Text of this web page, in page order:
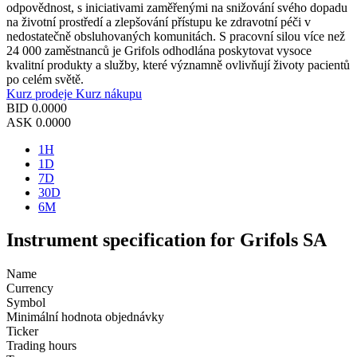
odpovědnost, s iniciativami zaměřenými na snižování svého dopadu
na životní prostředí a zlepšování přístupu ke zdravotní péči v
nedostatečně obsluhovaných komunitách. S pracovní silou více než
24 000 zaměstnanců je Grifols odhodlána poskytovat vysoce
kvalitní produkty a služby, které významně ovlivňují životy pacientů
po celém světě.
Kurz prodeje Kurz nákupu
BID 0.0000
ASK 0.0000
1H
1D
7D
30D
6M
Instrument specification for Grifols SA
Name
Currency
Symbol
Minimální hodnota objednávky
Ticker
Trading hours